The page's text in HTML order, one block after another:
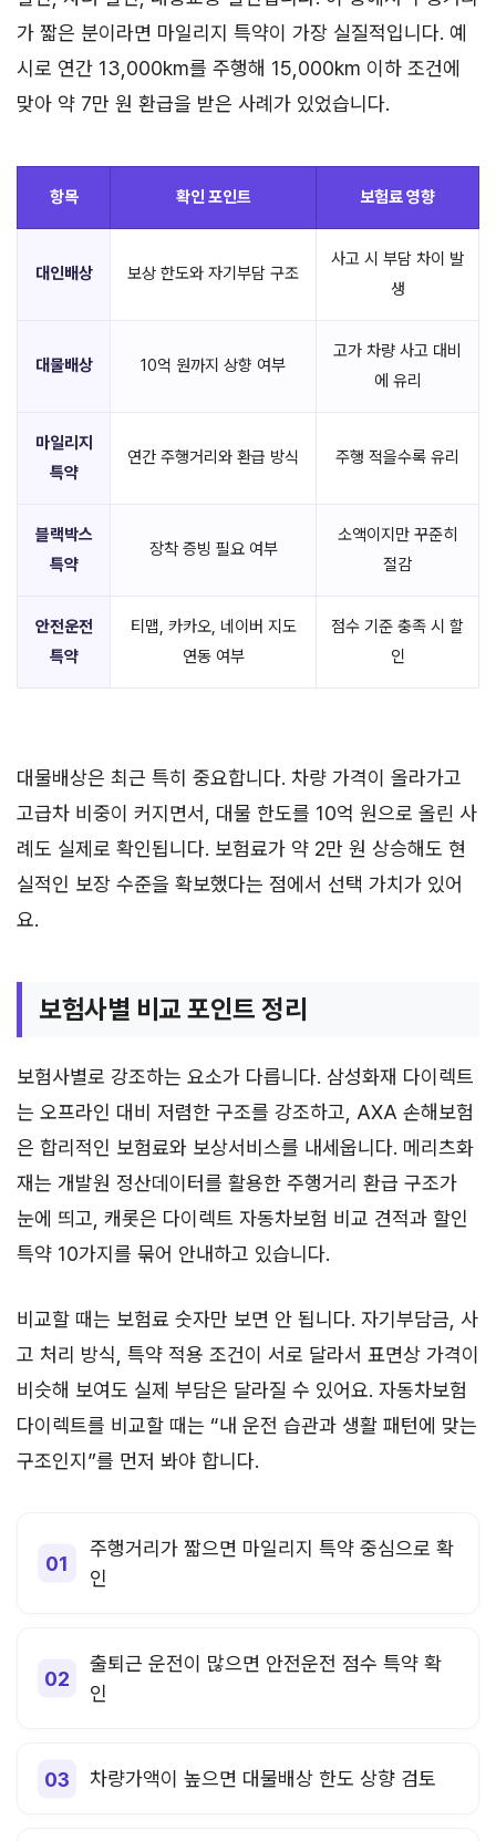
가 짧은 분이라면 마일리지 특약이 가장 실질적입니다. 예
시로 연간 13,000km를 주행해 15,000km 이하 조건에
맞아 약 7만 원 환급을 받은 사례가 있었습니다.
항목 확인 포인트 보험료 영향
대인배상 보상 한도와 자기부담 구조
사고 시 부담 차이 발
생
대물배상 10억 원까지 상향 여부
고가 차량 사고 대비
에 유리
마일리지
특약
연간 주행거리와 환급 방식 주행 적을수록 유리
블랙박스
특약
장착 증빙 필요 여부
소액이지만 꾸준히
절감
안전운전
특약
티맵, 카카오, 네이버 지도
연동 여부
점수 기준 충족 시 할
인
대물배상은 최근 특히 중요합니다. 차량 가격이 올라가고
고급차 비중이 커지면서, 대물 한도를 10억 원으로 올린 사
례도 실제로 확인됩니다. 보험료가 약 2만 원 상승해도 현
실적인 보장 수준을 확보했다는 점에서 선택 가치가 있어
요.
보험사별 비교 포인트 정리
보험사별로 강조하는 요소가 다릅니다. 삼성화재 다이렉트
는 오프라인 대비 저렴한 구조를 강조하고, AXA 손해보험
은 합리적인 보험료와 보상서비스를 내세웁니다. 메리츠화
재는 개발원 정산데이터를 활용한 주행거리 환급 구조가
눈에 띄고, 캐롯은 다이렉트 자동차보험 비교 견적과 할인
특약 10가지를 묶어 안내하고 있습니다.
비교할 때는 보험료 숫자만 보면 안 됩니다. 자기부담금, 사
고 처리 방식, 특약 적용 조건이 서로 달라서 표면상 가격이
비슷해 보여도 실제 부담은 달라질 수 있어요. 자동차보험
다이렉트를 비교할 때는 “내 운전 습관과 생활 패턴에 맞는
구조인지”를 먼저 봐야 합니다.
주행거리가 짧으면 마일리지 특약 중심으로 확
인
출퇴근 운전이 많으면 안전운전 점수 특약 확
인
차량가액이 높으면 대물배상 한도 상향 검토